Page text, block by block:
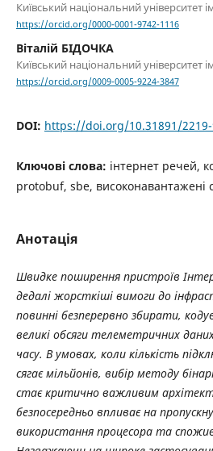
Київський національний університет
https://orcid.org/0000-0001-9742-1116
Віталій БІДОЧКА
Київський національний університет
https://orcid.org/0009-0005-9224-3847
DOI: https://doi.org/10.31891/2219-
Ключові слова: інтернет речей,
protobuf, sbe, високонавантажені
Анотація
Швидке поширення пристроїв
дедалі жорсткіші вимоги до
повинні безперервно збирати,
великі обсяги телеметричних
часу. В умовах, коли кількість
сягає мільйонів, вибір методу
стає критично важливим
безпосередньо впливає на
використання процесора та